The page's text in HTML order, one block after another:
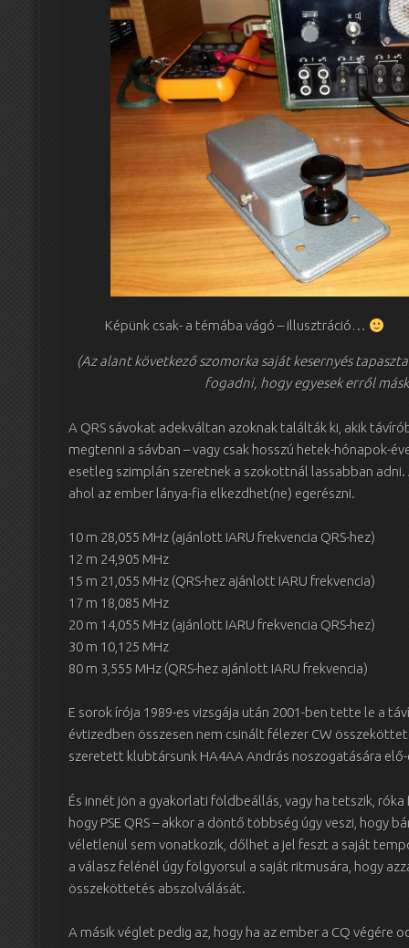
Képünk csak- a témába vágó – illusztráció…
(Az alant következő szomorka saját kesernyés
fogadni, hogy egyesek erről
A QRS sávokat adekváltan azoknak találták ki, akik
megtenni a sávban – vagy csak hosszú hetek-hónapok-
esetleg szimplán szeretnek a szokottnál lassabban
ahol az ember lánya-fia elkezdhet(ne) egerészni.
10 m 28,055 MHz (ajánlott IARU frekvencia QRS-hez)
12 m 24,905 MHz
15 m 21,055 MHz (QRS-hez ajánlott IARU frekvencia)
17 m 18,085 MHz
20 m 14,055 MHz (ajánlott IARU frekvencia QRS-hez)
30 m 10,125 MHz
80 m 3,555 MHz (QRS-hez ajánlott IARU frekvencia)
E sorok írója 1989-es vizsgája után 2001-ben tette le a
évtizedben összesen nem csinált félezer CW
szeretett klubtársunk HA4AA András noszogatására
És innét jön a gyakorlati földbeállás, vagy ha tetszik,
hogy PSE QRS – akkor a döntő többség úgy veszi, hogy
véletlenül sem vonatkozik, dőlhet a jel feszt a saját
a válasz felénél úgy fölgyorsul a saját ritmusára, hogy
összeköttetés abszolválását.
A másik véglet pedig az, hogy ha az ember a CQ végére